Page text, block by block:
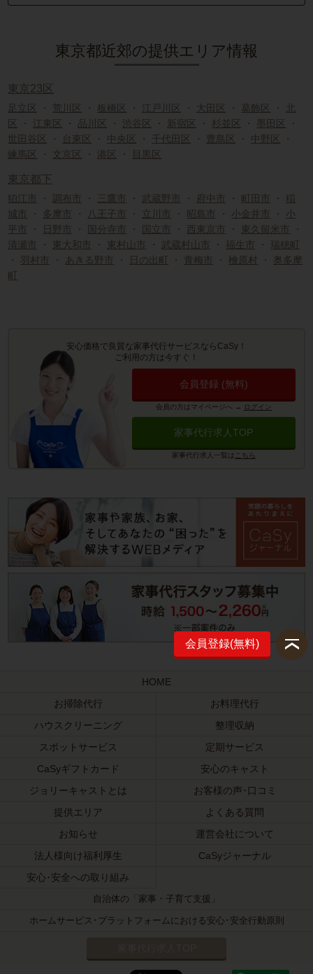
東京都近郊の提供エリア情報
東京23区
足立区 ・ 荒川区 ・板橋区 ・ 江戸川区 ・ 大田区 ・ 葛飾区 ・
北
区
・ 江東区 ・ 品川区 ・ 渋谷区 ・ 新宿区 ・杉並区 ・ 墨田区
・
世田谷区
・ 台東区 ・ 中央区 ・ 千代田区 ・ 豊島区 ・ 中野区
・
練馬区
・ 文京区 ・ 港区 ・ 目黒区
東京都下
狛江市 ・ 調布市 ・ 三鷹市 ・ 武蔵野市 ・ 府中市 ・ 町田市 ・ 稲
城市
・ 多摩市 ・ 八王子市 ・ 立川市 ・ 昭島市 ・ 小金井市 ・ 小
平市
・ 日野市 ・ 国分寺市 ・ 国立市 ・ 西東京市 ・ 東久留米市
・
清瀬市
・ 東大和市 ・ 東村山市 ・ 武蔵村山市 ・ 福生市 ・
瑞穂町
・ 羽村市 ・ あきる野市 ・ 日の出町 ・ 青梅市 ・ 檜原村 ・
奥多摩
町
安心価格で良質な家事代行サービスならCaSy！
ご利用の方は今すぐ！
会員登録 (無料)
会員の方はマイページへ → ログイン
家事代行求人TOP
家事代行求人一覧は こちら
会員登録(無料)
HOME
お掃除代行
お料理代行
ハウスクリーニング
整理収納
スポットサービス
定期サービス
CaSyギフトカード
安心のキャスト
ジョリーキャストとは
お客様の声･口コミ
提供エリア
よくある質問
お知らせ
運営会社について
法人様向け福利厚生
CaSyジャーナル
安心･安全への取り組み
自治体の「家事・子育て支援」
ホームサービス･プラットフォームにおける安心･安全行動原則